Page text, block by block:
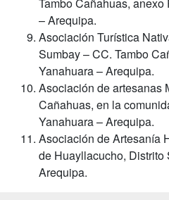
– Arequipa.
Asociación Turística
Sumbay – CC. Tambo
Yanahuara – Arequipa.
Asociación de artesanas
Cañahuas, en la
Yanahuara – Arequipa.
Asociación de Artesanía
de Huayllacucho, Distrito
Arequipa.